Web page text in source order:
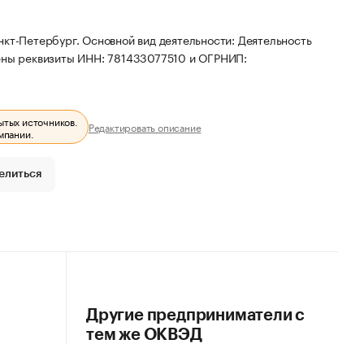
Петербург. Основной вид деятельности: Деятельность
реквизиты ИНН: 781433077510 и ОГРНИП:
источников.
Редактировать описание
Другие предприниматели с
тем же ОКВЭД